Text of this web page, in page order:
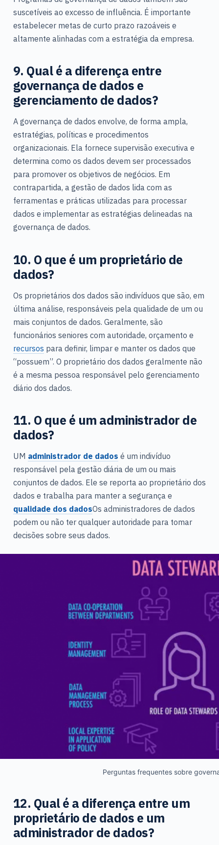
suscetíveis ao excesso de influência. É importante
estabelecer metas de curto prazo razoáveis e
altamente alinhadas com a estratégia da empresa.
9. Qual é a diferença entre
governança de dados e
gerenciamento de dados?
A governança de dados envolve, de forma ampla,
estratégias, políticas e procedimentos
organizacionais. Ela fornece supervisão executiva e
determina como os dados devem ser processados
para promover os objetivos de negócios. Em
contrapartida, a gestão de dados lida com as
ferramentas e práticas utilizadas para processar
dados e implementar as estratégias delineadas na
governança de dados.
10. O que é um proprietário de
dados?
Os proprietários dos dados são indivíduos que são, em
última análise, responsáveis pela qualidade de um ou
mais conjuntos de dados. Geralmente, são
funcionários seniores com autoridade, orçamento e
recursos para definir, limpar e manter os dados que
“possuem”. O proprietário dos dados geralmente não
é a mesma pessoa responsável pelo gerenciamento
diário dos dados.
11. O que é um administrador de
dados?
UM administrador de dados é um indivíduo
responsável pela gestão diária de um ou mais
conjuntos de dados. Ele se reporta ao proprietário dos
dados e trabalha para manter a segurança e
qualidade dos dadosOs administradores de dados
podem ou não ter qualquer autoridade para tomar
decisões sobre seus dados.
Perguntas frequentes sobre
12. Qual é a diferença entre um
proprietário de dados e um
administrador de dados?